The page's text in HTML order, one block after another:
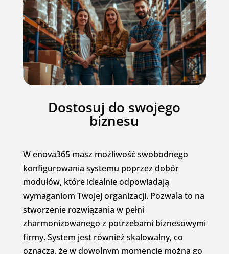
Dostosuj do swojego
biznesu
W enova365 masz możliwość swobodnego
konfigurowania systemu poprzez dobór
modułów, które idealnie odpowiadają
wymaganiom Twojej organizacji. Pozwala to na
stworzenie rozwiązania w pełni
zharmonizowanego z potrzebami biznesowymi
firmy. System jest również skalowalny, co
oznacza, że w dowolnym momencie można go